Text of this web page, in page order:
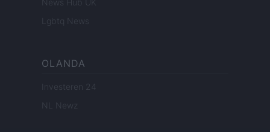
News Hub UK
Lgbtq News
OLANDA
Investeren 24
NL Newz